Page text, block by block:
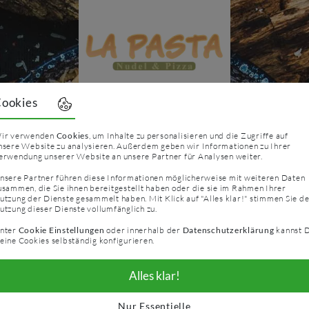
Essen bestellen & liefern lassen
Abholung
Jetzt
Restaurant aktuell geschlossen
Sie uns gerne wieder zu unseren
verwenden Cookies, um Inhalte zu personalisieren und die Zugriffe auf
Website zu analysieren. Außerdem geben wir Informationen zu Ihrer
unserer Website an unsere Partner für Analysen weiter.
Partner führen diese Informationen möglicherweise mit weiteren Daten
die Sie ihnen bereitgestellt haben oder die sie im Rahmen Ihrer
der Dienste gesammelt haben. Mit Klick auf "Alles klar!" stimmen Sie
dieser Dienste vollumfänglich zu.
Cookie Einstellungen oder innerhalb der Datenschutzerklärung kannst
Cookies selbständig konfigurieren.
Alles klar!
Nur Essentielle